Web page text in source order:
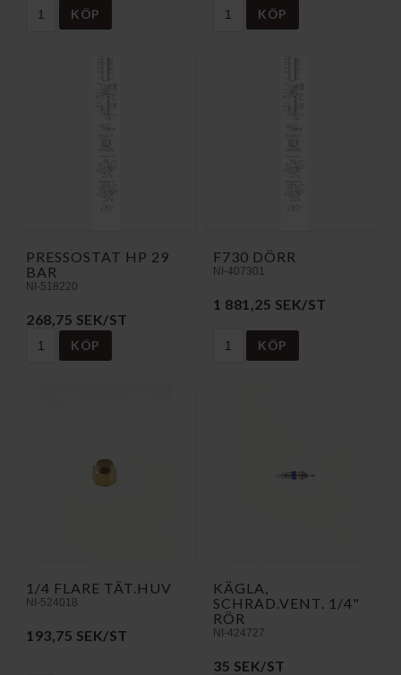
KÖP KÖP
PRESSOSTAT HP 29
BAR
NI-518220
268,75 SEK/ST
KÖP
F730 DÖRR
NI-407301
1 881,25 SEK/ST
KÖP
1/4 FLARE TÄT.HUV
NI-524018
193,75 SEK/ST
KÄGLA,
SCHRAD.VENT. 1/4"
RÖR
NI-424727
35 SEK/ST